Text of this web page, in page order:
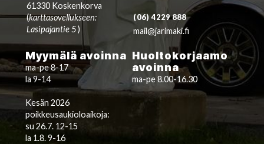
61330 Koskenkorva
(karttasovellukseen:
Lasipajantie 5)
(06) 4229 888
mail@jarimaki.fi
Myymälä avoinna
ma-pe 8-17
la 9-14
Kesän 2026
poikkeusaukioloaikoja:
su 26.7. 12-15
la 1.8. 9-16
Huoltokorjaamo
avoinna
ma-pe 8.00-16.30